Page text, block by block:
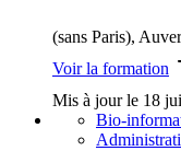
(sans Paris),
Voir la formation
Mis à jour le 18
Bio-